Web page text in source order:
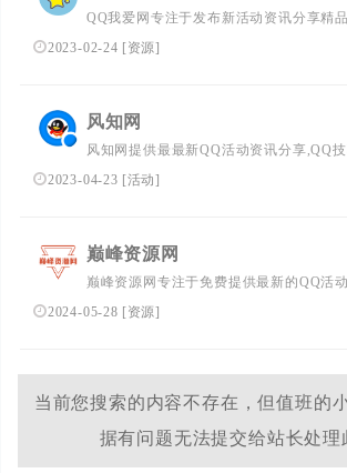
QQ我爱网专注于发布新活动资讯分享精
活动,QQ技术,qq星钻,qq等级加速器等。
动资讯网,开发简单易用的QQ原创工具,
2023-02-24 [资源]
风知网
风知网提供最最新QQ活动资讯分享,QQ技
力打造为一个最全的QQ活动网,让我们的
2023-04-23 [活动]
巅峰资源网
巅峰资源网专注于免费提供最新的QQ活
小刀娱乐网,QQ图标点亮,QQ绿色软件
务乐园,QQ技巧网站,网络技术资源分享
2024-05-28 [资源]
当前您搜索的内容不存在，但值班的
据有问题无法提交给站长处理